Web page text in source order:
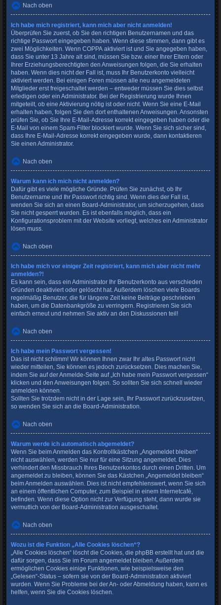
Nach oben
Ich habe mich registriert, kann mich aber nicht anmelden!
Überprüfen Sie zuerst, ob Sie den richtigen Benutzernamen und das
richtige Passwort eingegeben haben. Wenn diese stimmen, dann gibt es
zwei Möglichkeiten. Wenn COPPA aktiviert ist und Sie angegeben haben,
dass Sie unter 13 Jahre alt sind, müssen Sie bzw. einer Ihrer Eltern oder
Ihrer Erziehungsberechtigten den Anweisungen folgen, die Sie erhalten
haben. Wenn dies nicht der Fall ist, muss Ihr Benutzerkonto vielleicht
aktiviert werden. Bei einigen Foren müssen alle neu angemeldeten
Mitglieder erst freigeschaltet werden – entweder müssen Sie dies selbst
erledigen oder ein Administrator. Bei der Registrierung wurde Ihnen
mitgeteilt, ob eine Aktivierung nötig ist oder nicht. Wenn Sie eine E-Mail
erhalten haben, folgen Sie den dort enthaltenen Anweisungen. Ansonsten
prüfen Sie, ob Sie Ihre E-Mail-Adresse korrekt eingegeben haben oder die
E-Mail von einem Spam-Filter blockiert wurde. Wenn Sie sich sicher sind,
dass Ihre E-Mail-Adresse korrekt eingegeben wurde, dann kontaktieren
Sie einen Administrator.
Nach oben
Warum kann ich mich nicht anmelden?
Dafür gibt es viele mögliche Gründe. Prüfen Sie zunächst, ob Ihr
Benutzername und Ihr Passwort richtig sind. Wenn dies der Fall ist,
wenden Sie sich an einen Board-Administrator, um sicherzugehen, dass
Sie nicht gesperrt wurden. Es ist ebenfalls möglich, dass ein
Konfigurationsproblem mit der Website vorliegt, welches ein Administrator
lösen muss.
Nach oben
Ich habe mich vor einiger Zeit registriert, kann mich aber nicht mehr
anmelden?!
Es kann sein, dass ein Administrator Ihr Benutzerkonto aus verschieden
Gründen deaktiviert oder gelöscht hat. Außerdem löschen viele Boards
regelmäßig Benutzer, die für längere Zeit keine Beiträge geschrieben
haben, um die Datenbankgröße zu verringern. Registrieren Sie sich
einfach erneut und nehmen Sie aktiv an den Diskussionen teil!
Nach oben
Ich habe mein Passwort vergessen!
Das ist nicht schlimm! Wir können Ihnen zwar Ihr altes Passwort nicht
wieder mitteilen, Sie können es jedoch zurücksetzen. Dies machen Sie,
indem Sie auf der Anmelde-Seite auf „Ich habe mein Passwort vergessen“
klicken und den Anweisungen folgen. So sollten Sie sich schnell wieder
anmelden können.
Sollten Sie trotzdem nicht in der Lage sein, Ihr Passwort zurückzusetzen,
so wenden Sie sich an die Board-Administration.
Nach oben
Warum werde ich automatisch abgemeldet?
Wenn Sie beim Anmelden das Kontrollkästchen „Angemeldet bleiben“
nicht auswählen, werden Sie nur für eine Sitzung angemeldet. Dies
verhindert den Missbrauch Ihres Benutzerkontos durch einen Dritten. Um
angemeldet zu bleiben, können Sie das Kästchen „Angemeldet bleiben“
beim Anmelden auswählen. Dies ist nicht empfehlenswert, wenn Sie sich
an einem öffentlichen Computer, zum Beispiel in einem Internetcafé,
befinden. Wenn diese Option nicht zur Verfügung steht, dann wurde sie
vermutlich von der Board-Administration ausgeschaltet.
Nach oben
Wozu ist die Funktion „Alle Cookies löschen“?
„Alle Cookies löschen“ löscht die Cookies, die phpBB erstellt hat und die
dafür sorgen, dass Sie im Forum angemeldet bleiben. Außerdem
ermöglichen Cookies einige Funktionen, wie beispielsweise den
„Gelesen“-Status – sofern sie von der Board-Administration aktiviert
wurden. Wenn Sie Probleme bei der An- oder Abmeldung haben, kann es
helfen, wenn Sie die Cookies löschen.